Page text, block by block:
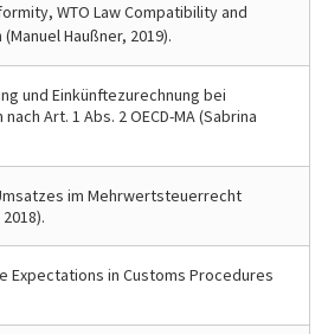
WTO Law Compatibility and
Haußner, 2019).
und Einkünftezurechnung bei
Art. 1 Abs. 2 OECD-MA (Sabrina
im Mehrwertsteuerrecht
Expectations in Customs Procedures